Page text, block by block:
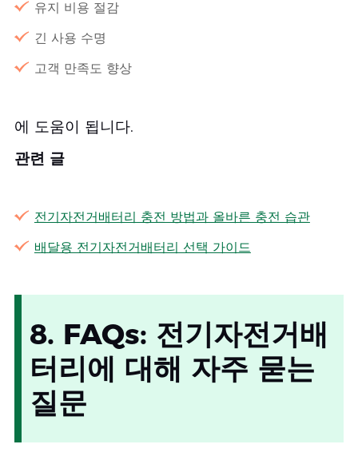
유지 비용 절감
긴 사용 수명
고객 만족도 향상
에 도움이 됩니다.
관련 글
전기자전거배터리 충전 방법과 올바른 충전 습관
배달용 전기자전거배터리 선택 가이드
8. FAQs: 전기자전거배
터리에 대해 자주 묻는
질문